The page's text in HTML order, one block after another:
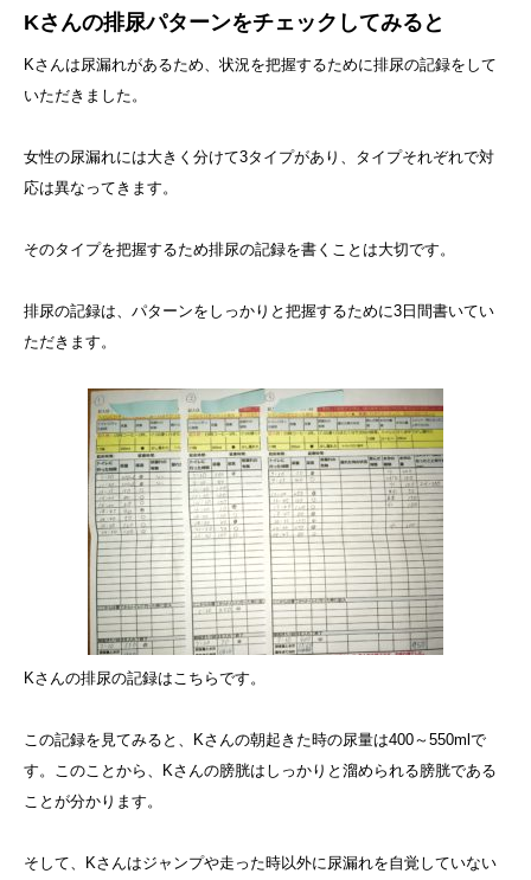
Kさんの排尿パターンをチェックしてみると
Kさんは尿漏れがあるため、状況を把握するために排尿の記録をして
いただきました。
女性の尿漏れには大きく分けて3タイプがあり、タイプそれぞれで対
応は異なってきます。
そのタイプを把握するため排尿の記録を書くことは大切です。
排尿の記録は、パターンをしっかりと把握するために3日間書いてい
ただきます。
Kさんの排尿の記録はこちらです。
この記録を見てみると、Kさんの朝起きた時の尿量は400～550mlで
す。このことから、Kさんの膀胱はしっかりと溜められる膀胱である
ことが分かります。
そして、Kさんはジャンプや走った時以外に尿漏れを自覚していない